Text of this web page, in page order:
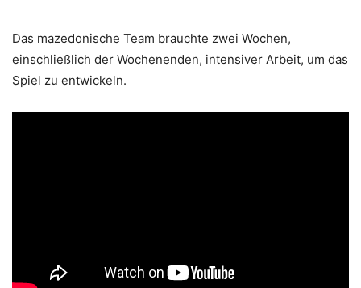
Das mazedonische Team brauchte zwei Wochen,
einschließlich der Wochenenden, intensiver Arbeit, um das
Spiel zu entwickeln.